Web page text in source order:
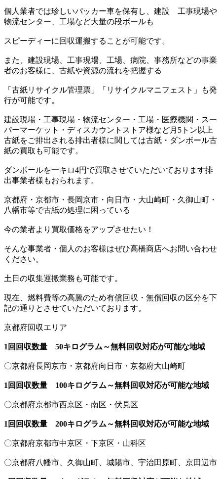
個人業者では珍しいパッカー車を保有し、建設 工事現場や
物流センター、工場など大量の段ボールも
スピーディーに回収運搬することが可能です。
また、建設現場、工事現場、工場、病院、事務所などの事業
者のお客様に、古紙や資源の流れを把握する
「古紙リサイクル管理票」「リサイクルマニフェスト」も発
行が可能です。
建設現場・工事現場・物流センター・工場・医療機関・スー
パーマーケット・ディスカウントストア様など月5トン以上
古紙をご排出される排出者様に関しては古紙・ダンボール古
紙の買取も可能です。
ダンボールを一キロ4円で買取させていただいております排
出事業者様もおられます。
京都府・京都市・長岡京市・向日市・大山崎町・久御山町・
八幡市等で古紙の処理に困っている
今の業者より買取価格をアップさせたい！
そんな事業者・個人のお客様はぜひ高橋商店へお問い合わせ
ください。
土日の収集運搬業務も可能です。
現在、燃料費等の高騰のため有償回収・無償回収の区分を下
記の通りとさせていただいております。
京都府回収エリア
1回回収数量 50キログラム～無料回収対応が可能な地域
〇京都府長岡京市・京都府向日市・京都府大山崎町
1回回収数量 100キログラム～無料回収対応が可能な地域
〇京都府京都市西京区・南区・伏見区
1回回収数量 200キログラム～無料回収対応が可能な地域
〇京都府京都市中京区・下京区・山科区
〇京都府八幡市、久御山町、城陽市、宇治田原町、京田辺市